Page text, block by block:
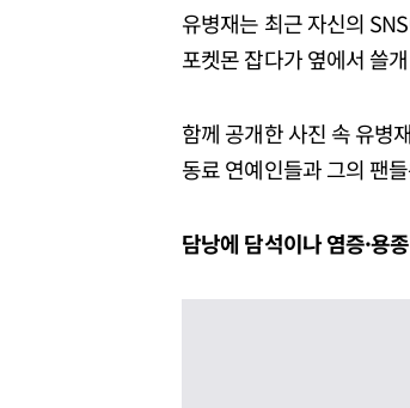
유병재는 최근 자신의
포켓몬 잡다가 옆에서 쓸
함께 공개한 사진 속 유병
동료 연예인들과 그의 팬
담낭에 담석이나 염증·용